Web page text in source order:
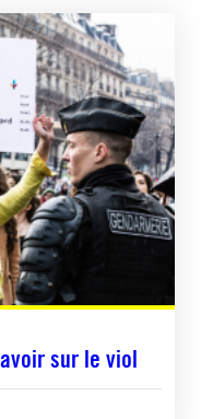
sur le viol